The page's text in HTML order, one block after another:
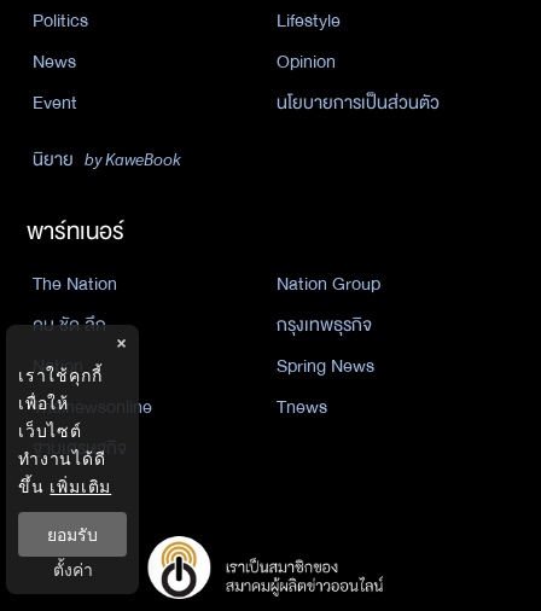
Politics
Lifestyle
News
Opinion
Event
นโยบายการเป็นส่วนตัว
นิยาย by KaweBook
พาร์ทเนอร์
The Nation
Nation Group
คม ชัด ลึก
กรุงเทพธุรกิจ
Nation
Spring News
Thainewsonline
Tnews
ฐานเศรษฐกิจ
×
เราใช้คุกกี้
เพื่อให้
เว็บไซต์
ทำงานได้ดี
ขึ้น เพิ่มเติม
ยอมรับ
ตั้งค่า